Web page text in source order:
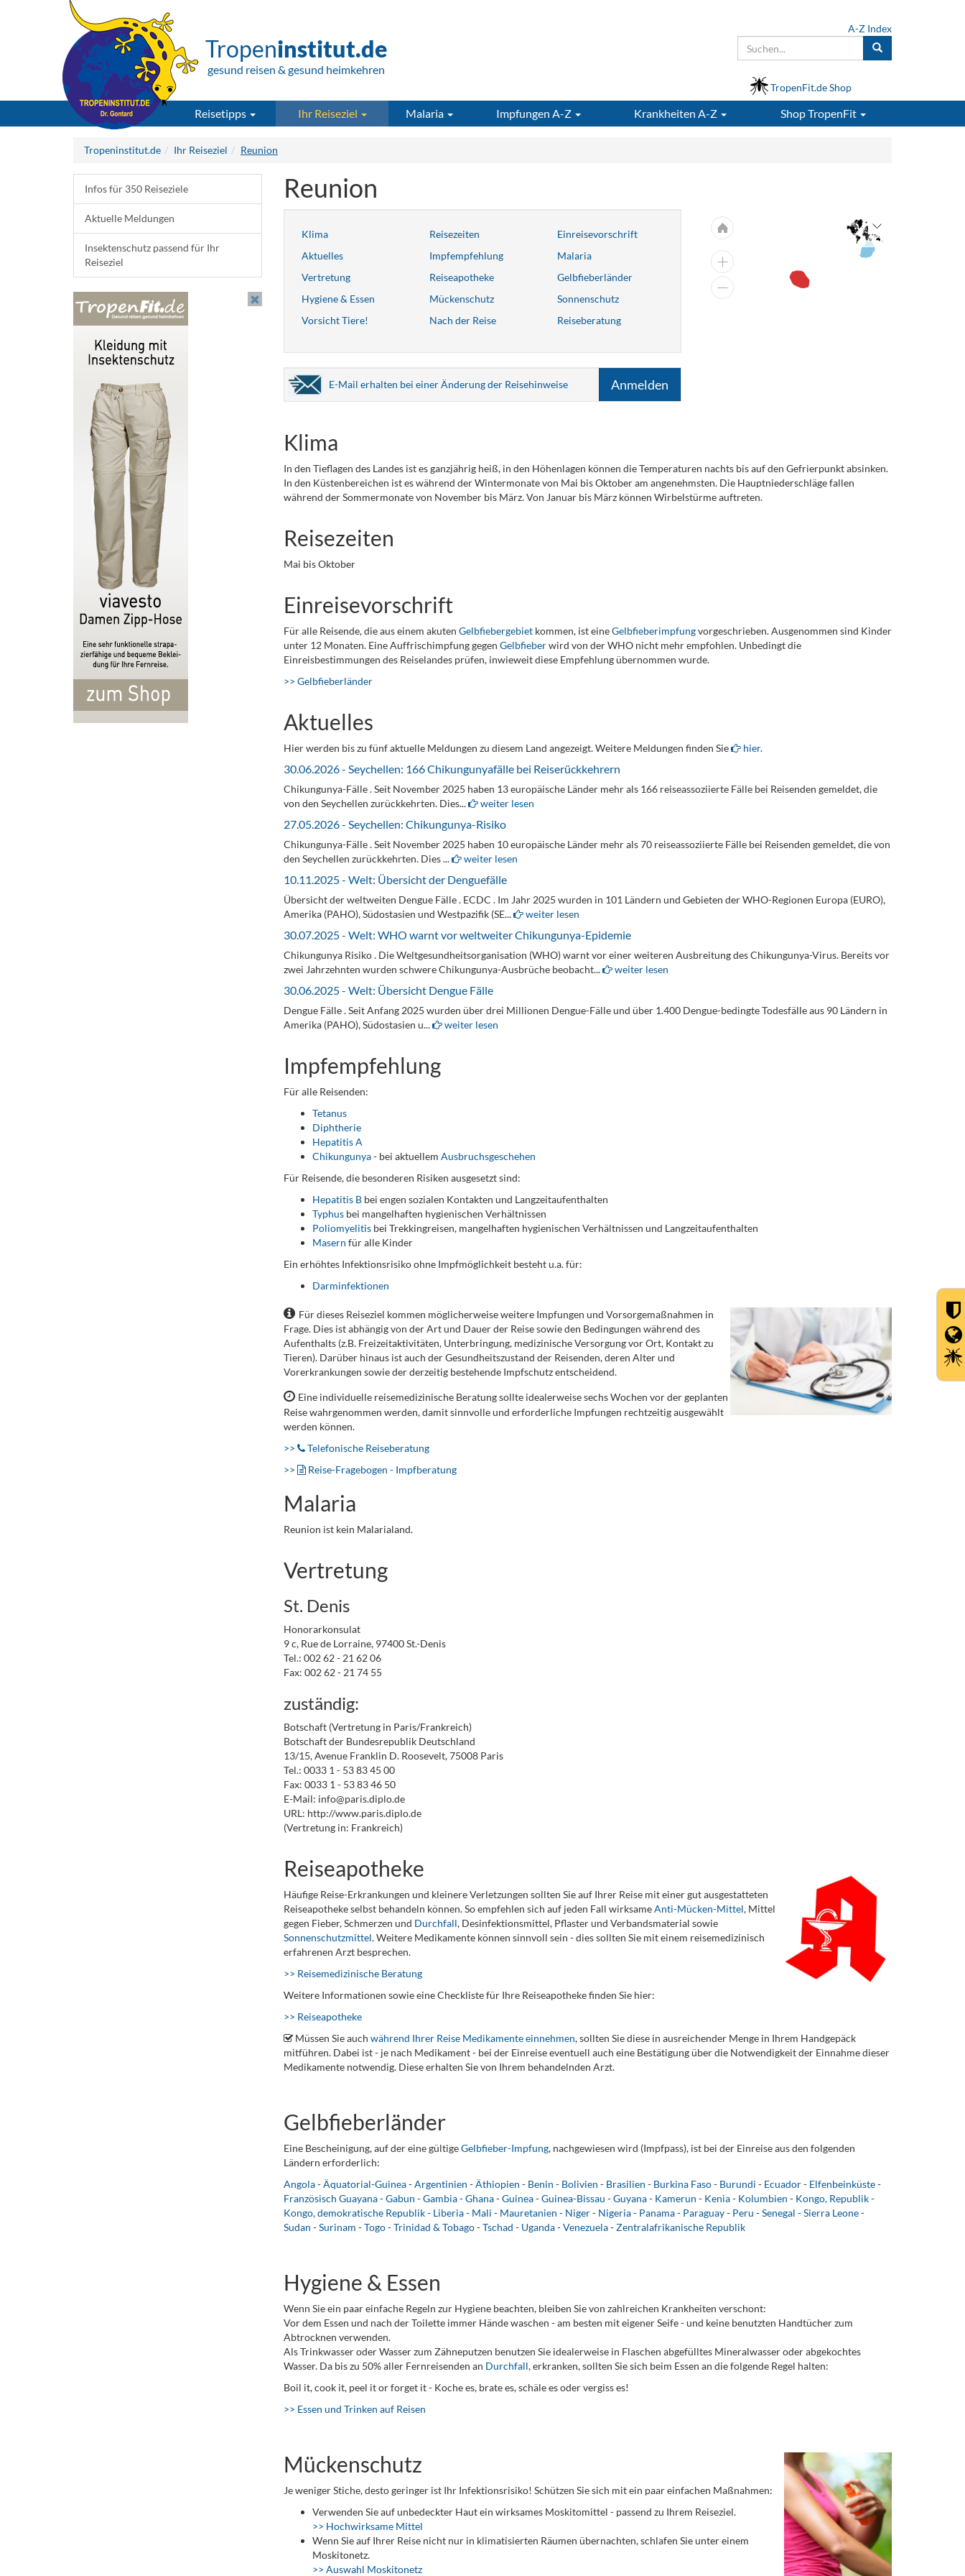
Tropeninstitut.de
gesund reisen & gesund heimkehren
A-Z Index
TropenFit.de Shop
Reisetipps Ihr Reiseziel Malaria Impfungen A-Z Krankheiten A-Z ShopTropenFit
Tropeninstitut.de Ihr Reiseziel Reunion
Reunion
Klima Reisezeiten
Einreisevorschrift
Aktuelles
Impfempfehlung
Malaria
Vertretung
Reiseapotheke
Gelbfieberländer
Hygiene & Essen
Mückenschutz
Sonnenschutz
Vorsicht Tiere!
Nach der Reise Reiseberatung
E-Mail erhalten bei einer Änderung der Reisehinweise Anmelden
Klima
In den Tieflagen des Landes ist es ganzjährig heiß, in den Höhenlagen können die Temperaturen nachts bis auf den Gefrierpunkt absinken.
In den Küstenbereichen ist es während der Wintermonate von Mai bis Oktober am angenehmsten. Die Hauptniederschläge fallen
während der Sommermonate von November bis März. Von Januar bis März können Wirbelstürme auftreten.
Reisezeiten
Mai bis Oktober
Einreisevorschrift
Für alle Reisende, die aus einem akuten Gelbfiebergebietkommen, ist eineGelbfieberimpfungvorgeschrieben. Ausgenommen sind Kinder
unter 12 Monaten. Eine Auffrischimpfung gegen Gelbfieberwird von der WHO nicht mehr empfohlen. Unbedingt die
Einreisbestimmungen des Reiselandes prüfen, inwieweit diese Empfehlung übernommen wurde.
>> Gelbfieberländer
Aktuelles
Hier werden bis zu fünf aktuelle Meldungen zu diesem Land angezeigt. Weitere Meldungen finden Sie hier.
30.06.2026 - Seychellen: 166 Chikungunyafälle bei Reiserückkehrern
Chikungunya-Fälle . Seit November 2025 haben 13 europäische Länder mehr als 166 reiseassoziierte Fälle bei Reisenden gemeldet, die
von den Seychellen zurückkehrten. Dies...
weiter lesen
27.05.2026 - Seychellen: Chikungunya-Risiko
Chikungunya-Fälle . Seit November 2025 haben 10 europäische Länder mehr als 70 reiseassoziierte Fälle bei Reisenden gemeldet, die von
den Seychellen zurückkehrten. Dies ...
weiter lesen
10.11.2025 - Welt: Übersicht der Denguefälle
Übersicht der weltweiten Dengue Fälle . ECDC . Im Jahr 2025 wurden in 101 Ländern und Gebieten der WHO-Regionen Europa (EURO),
Amerika (PAHO), Südostasien und Westpazifik (SE...
weiter lesen
30.07.2025 - Welt: WHO warnt vor weltweiter Chikungunya-Epidemie
Chikungunya Risiko . Die Weltgesundheitsorganisation (WHO) warnt vor einer weiteren Ausbreitung des Chikungunya-Virus. Bereits vor
zwei Jahrzehnten wurden schwere Chikungunya-Ausbrüche beobacht...
weiter lesen
30.06.2025 - Welt: Übersicht Dengue Fälle
Dengue Fälle . Seit Anfang 2025 wurden über drei Millionen Dengue-Fälle und über 1.400 Dengue-bedingte Todesfälle aus 90 Ländern in
Amerika (PAHO), Südostasien u...
weiter lesen
Impfempfehlung
Für alle Reisenden:
Tetanus
Diphtherie
Hepatitis A
Chikungunya- bei aktuellem Ausbruchsgeschehen
Für Reisende, die besonderen Risiken ausgesetzt sind:
Hepatitis Bbei engen sozialen Kontakten und Langzeitaufenthalten
Typhusbei mangelhaften hygienischen Verhältnissen
Poliomyelitisbei Trekkingreisen, mangelhaften hygienischen Verhältnissen und Langzeitaufenthalten
Masern für alle Kinder
Ein erhöhtes Infektionsrisiko ohne Impfmöglichkeit besteht u.a. für:
Darminfektionen
Für dieses Reiseziel kommen möglicherweise weitere Impfungen und Vorsorgemaßnahmen in
Frage. Dies ist abhängig von der Art und Dauer der Reise sowie den Bedingungen während des
Aufenthalts (z.B. Freizeitaktivitäten, Unterbringung, medizinische Versorgung vor Ort, Kontakt zu
Tieren). Darüber hinaus ist auch der Gesundheitszustand der Reisenden, deren Alter und
Vorerkrankungen sowie der derzeitig bestehende Impfschutz entscheidend.
Eine individuelle reisemedizinische Beratung sollte idealerweise sechs Wochen vor der geplanten
Reise wahrgenommen werden, damit sinnvolle und erforderliche Impfungen rechtzeitig ausgewählt
werden können.
>>
Telefonische Reiseberatung
>>
Reise-Fragebogen - Impfberatung
Malaria
Reunion ist kein Malarialand.
Vertretung
St. Denis
Honorarkonsulat
9 c, Rue de Lorraine, 97400 St.-Denis
Tel.: 002 62 - 21 62 06
Fax: 002 62 - 21 74 55
zuständig:
Botschaft (Vertretung in Paris/Frankreich)
Botschaft der Bundesrepublik Deutschland
13/15, Avenue Franklin D. Roosevelt, 75008 Paris
Tel.: 0033 1 - 53 83 45 00
Fax: 0033 1 - 53 83 46 50
E-Mail: info@paris.diplo.de
URL: http://www.paris.diplo.de
(Vertretung in: Frankreich)
Reiseapotheke
Häufige Reise-Erkrankungen und kleinere Verletzungen sollten Sie auf Ihrer Reise mit einer gut ausgestatteten
Reiseapotheke selbst behandeln können. So empfehlen sich auf jeden Fall wirksameAnti-Mücken-Mittel, Mittel
gegen Fieber, Schmerzen und Durchfall, Desinfektionsmittel, Pflaster und Verbandsmaterial sowie
Sonnenschutzmittel. Weitere Medikamente können sinnvoll sein - dies sollten Sie mit einem reisemedizinisch
erfahrenen Arzt besprechen.
>> Reisemedizinische Beratung
Weitere Informationen sowie eine Checkliste für Ihre Reiseapotheke finden Sie hier:
>> Reiseapotheke
Müssen Sie auch während Ihrer Reise Medikamente einnehmen, sollten Sie diese in ausreichender Menge in Ihrem Handgepäck
mitführen. Dabei ist - je nach Medikament - bei der Einreise eventuell auch eine Bestätigung über die Notwendigkeit der Einnahme dieser
Medikamente notwendig. Diese erhalten Sie von Ihrem behandelnden Arzt.
Gelbfieberländer
Eine Bescheinigung, auf der eine gültigeGelbfieber-Impfung, nachgewiesen wird (Impfpass), ist bei der Einreise aus den folgenden
Ländern erforderlich:
Angola-Äquatorial-Guinea-Argentinien -Äthiopien - Benin - Bolivien - Brasilien - Burkina Faso- Burundi - Ecuador- Elfenbeinküste-
Französisch Guayana-Gabun -Gambia-Ghana-Guinea-Guinea-Bissau -Guyana- Kamerun - Kenia- Kolumbien - Kongo, Republik-
Kongo, demokratische Republik- Liberia- Mali - Mauretanien - Niger- Nigeria- Panama- Paraguay- Peru -Senegal -Sierra Leone-
Sudan -Surinam -Togo-Trinidad & Tobago-Tschad - Uganda-Venezuela-Zentralafrikanische Republik
Hygiene & Essen
Wenn Sie ein paar einfache Regeln zur Hygiene beachten, bleiben Sie von zahlreichen Krankheiten verschont:
Vor dem Essen und nach der Toilette immer Hände waschen - am besten mit eigener Seife - und keine benutzten Handtücher zum
Abtrocknen verwenden.
Als Trinkwasser oder Wasser zum Zähneputzen benutzen Sie idealerweise in Flaschen abgefülltes Mineralwasser oder abgekochtes
Wasser. Da bis zu 50% aller Fernreisenden an Durchfall, erkranken, sollten Sie sich beim Essen an die folgende Regel halten:
Boil it, cook it, peel it or forget it - Koche es, brate es, schäle es oder vergiss es!
>> Essen und Trinken auf Reisen
Mückenschutz
Je weniger Stiche, desto geringer ist Ihr Infektionsrisiko! Schützen Sie sich mit ein paar einfachen Maßnahmen:
Verwenden Sie auf unbedeckter Haut ein wirksames Moskitomittel - passend zu Ihrem Reiseziel.
>> Hochwirksame Mittel
Wenn Sie auf Ihrer Reise nicht nur in klimatisierten Räumen übernachten, schlafen Sie unter einem
Moskitonetz.
>> Auswahl Moskitonetz
Infos für 350 Reiseziele
Aktuelle Meldungen
Insektenschutz passend für Ihr
Reiseziel